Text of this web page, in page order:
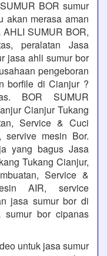
BOR sumur
akan merasa aman
SUMUR BOR,
peralatan Jasa
jasa ahli sumur bor
pengeboran
borfile di Cianjur ?
BOR SUMUR
Cianjur Tukang
Service & Cuci
servive mesin Bor.
yang bagus Jasa
Tukang Cianjur,
Service &
AIR, service
jasa sumur bor di
bor cipanas
untuk jasa sumur